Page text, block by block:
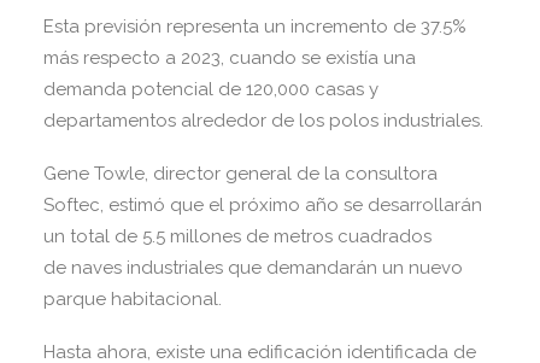
Esta previsión representa un incremento de 37.5%
más respecto a 2023, cuando se existía una
demanda potencial de 120,000 casas y
departamentos alrededor de los polos industriales.
Gene Towle, director general de la consultora
Softec, estimó que el próximo año se desarrollarán
un total de 5.5 millones de metros cuadrados
de naves industriales que demandarán un nuevo
parque habitacional.
Hasta ahora, existe una edificación identificada de